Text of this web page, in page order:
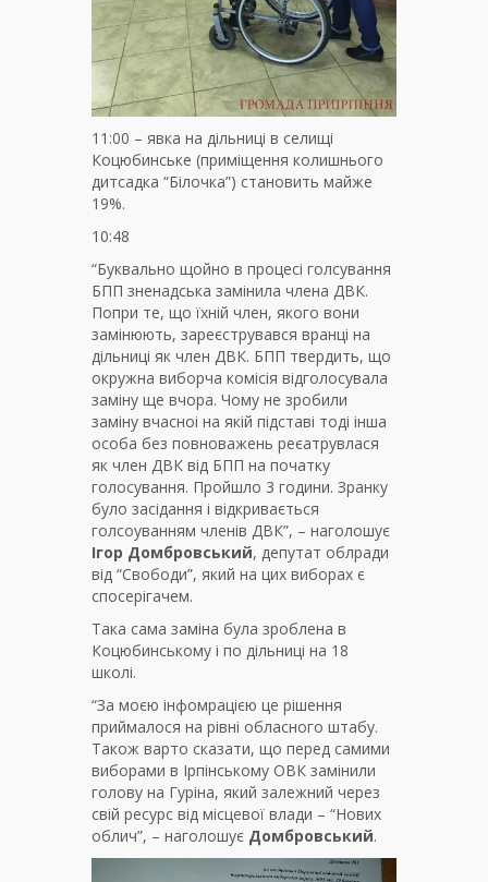
11:00 – явка на дільниці в селищі
Коцюбинське (приміщення колишнього
дитсадка “Білочка”) становить майже
19%.
10:48
“Буквально щойно в процесі голсування
БПП зненадська замінила члена ДВК.
Попри те, що їхній член, якого вони
замінюють, зареєструвався вранці на
дільниці як член ДВК. БПП твердить, що
окружна виборча комісія відголосувала
заміну ще вчора. Чому не зробили
заміну вчасноі на якій підставі тоді інша
особа без повноважень реєатрувлася
як член ДВК від БПП на початку
голосування. Пройшло 3 години. Зранку
було засідання і відкривається
голсоуванням членів ДВК”, – наголошує
Ігор Домбровський, депутат облради
від “Свободи”, який на цих виборах є
спосерігачем.
Така сама заміна була зроблена в
Коцюбинському і по дільниці на 18
школі.
“За моєю інфомрацією це рішення
приймалося на рівні обласного штабу.
Також варто сказати, що перед самими
виборами в Ірпінському ОВК замінили
голову на Гуріна, який залежний через
свій ресурс від місцевої влади – “Нових
облич”, – наголошує Домбровський.